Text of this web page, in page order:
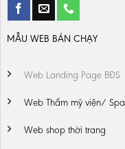
MẪU WEB BÁN CHẠY
Web Landing Page BĐS
Web Thẩm mỹ viện/ Spa
Web shop thời trang